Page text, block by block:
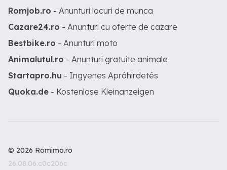
Romjob.ro - Anunturi locuri de munca
Cazare24.ro - Anunturi cu oferte de cazare
Bestbike.ro - Anunturi moto
Animalutul.ro - Anunturi gratuite animale
Startapro.hu - Ingyenes Apróhirdetés
Quoka.de - Kostenlose Kleinanzeigen
© 2026 Romimo.ro
26.08.06.c0c206c